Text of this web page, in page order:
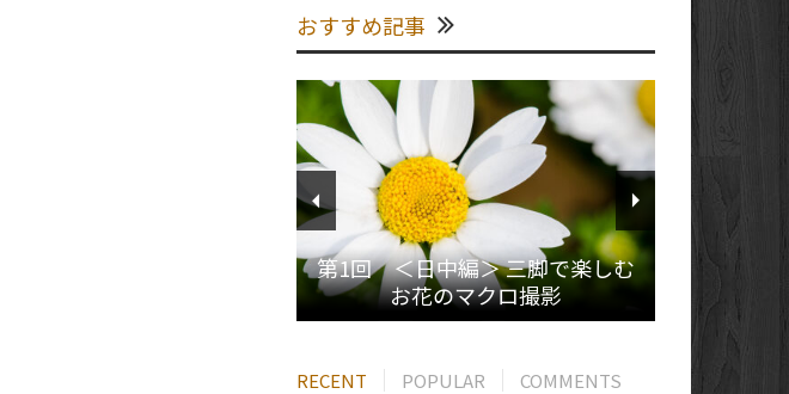
おすすめ記事
第1回 ＜日中編＞ 三脚で楽しむ
お花のマクロ撮影
RECENT POPULAR COMMENTS